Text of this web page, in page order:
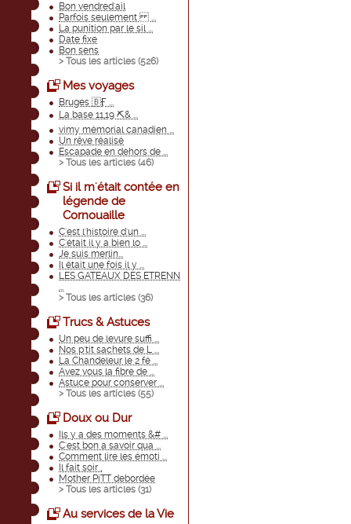
Bon vendred'ail
Parfois seulement ...
La punition par le sil ...
Date fixe
Bon sens
> Tous les articles (526)
Mes voyages
Bruges 🇧Ӻ ...
La base 11,19 ⛏& ...
vimy mémorial canadien ...
Un rêve réalisé
Escapade en dehors de ...
> Tous les articles (46)
Si il m'était contée en
légende de
Cornouaille
C'est l'histoire d'un ...
C'était il y a bien lo ...
Je suis merlin...
Il était une fois il y ...
LES GATEAUX DES ETRENN
...
> Tous les articles (36)
Trucs & Astuces
Un peu de levure suffi ...
Nos p'tit sachets de L ...
La Chandeleur le 2 fé ...
Avez vous la fibre de ...
Astuce pour conserver ...
> Tous les articles (55)
Doux ou Dur
Ils y a des moments &# ...
C'est bon a savoir qua ...
Comment lire les émoti ...
Il fait soir ,
Mother PiTT debordée
> Tous les articles (31)
Au services de la Vie